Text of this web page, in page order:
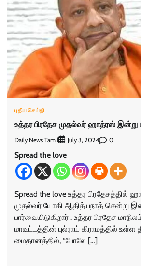
புதிய செய்தி
உத்தர பிரதேச முதல்வர் ஹாத்ரஸ் இன்று
Daily News Tamil July 3, 2024 0
Spread the love
Spread the love உத்தர பிரதேசத்தில்
முதல்வர் யோகி ஆதித்யநாத் சென்று
பார்வையிடுகிறார் . உத்தர பிரதேச
மாவட்டத்தின் புல்ராய் கிராமத்தில் உள்ள
மைதானத்தில், “போலே […]